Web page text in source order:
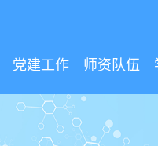
党建工作 师资队伍